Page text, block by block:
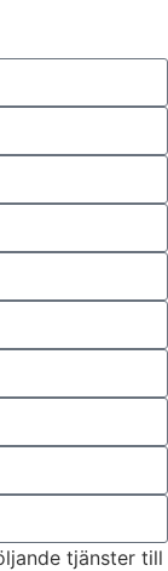
tjänster till